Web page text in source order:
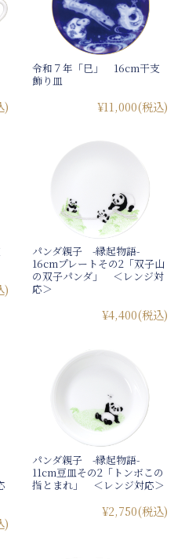
)
令和７年「巳」 16cm干支
飾り皿
¥11,000(税込)
)
パンダ親子 -縁起物語-
16cmプレートその2「双子山
の双子パンダ」 ＜レンジ対
応＞
¥4,400(税込)
)
パンダ親子 -縁起物語-
11cm豆皿その2「トンボこの
指とまれ」 ＜レンジ対応＞
¥2,750(税込)